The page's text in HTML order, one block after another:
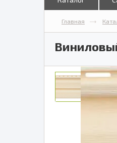
Главная